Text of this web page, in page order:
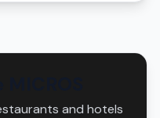
and hotels